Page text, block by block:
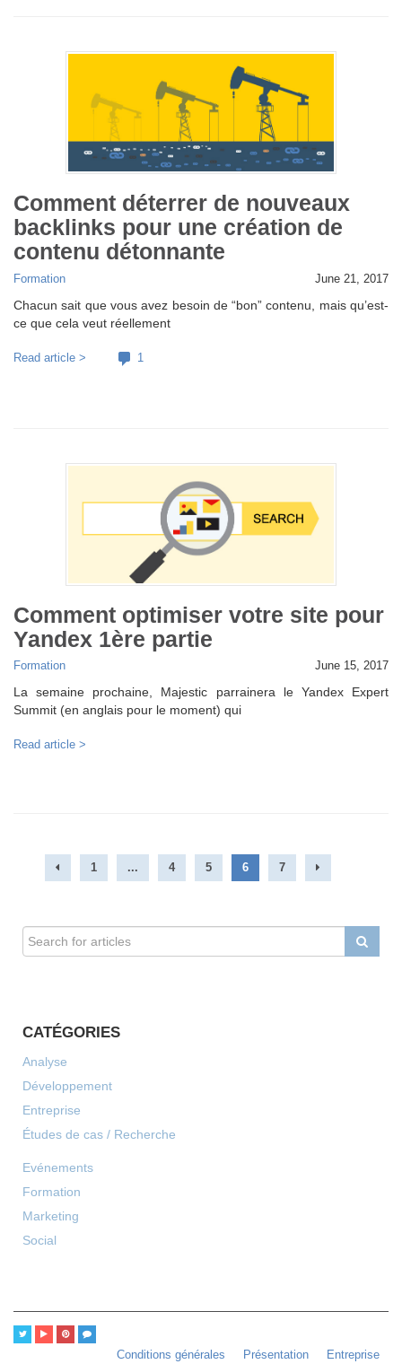
Comment déterrer de nouveaux
backlinks pour une création de
contenu détonnante
Formation June 21, 2017
Chacun sait que vous avez besoin de “bon” contenu, mais qu’est-
ce que cela veut réellement
Read article > 1
Comment optimiser votre site pour
Yandex 1ère partie
Formation June 15, 2017
La semaine prochaine, Majestic parrainera le Yandex Expert
Summit (en anglais pour le moment) qui
Read article >
1 ... 4 5 6 7
CATÉGORIES
Analyse
Développement
Entreprise
Études de cas / Recherche
Evénements
Formation
Marketing
Social
Entreprise
Présentation
Conditions générales